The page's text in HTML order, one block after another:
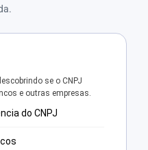
se o CNPJ
e outras empresas.
do CNPJ